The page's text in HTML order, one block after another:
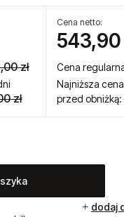
zł
zł
Cena netto:
543,90
Cena
Najniższa
przed obniżką:
dodaj